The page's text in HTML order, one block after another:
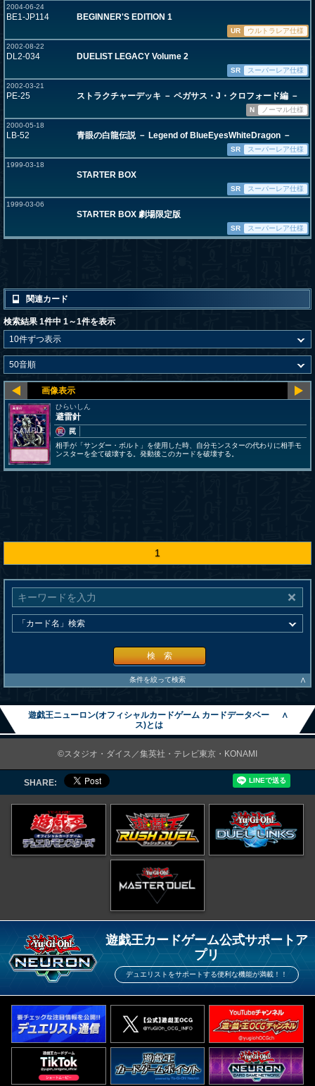
2004-06-24
BE1-JP114 BEGINNER'S EDITION 1
UR
ウルトラレア仕様
2002-08-22
DL2-034 DUELIST LEGACY Volume 2
SR
スーパーレア仕様
2002-03-21
PE-25 ストラクチャーデッキ － ペガサス・J・クロフォード編 －
N
ノーマル仕様
2000-05-18
LB-52 青眼の白龍伝説 － Legend of BlueEyesWhiteDragon －
SR
スーパーレア仕様
1999-03-18
STARTER BOX
SR
スーパーレア仕様
1999-03-06
STARTER BOX 劇場限定版
SR スーパーレア仕様
関連カード
検索結果 1件中 1～1件を表示
ひらいしん
避雷針
罠
相手が「サンダー・ボルト」を使用した時、自分モンスターの代わりに相手モ
ンスターを全て破壊する。発動後このカードを破壊する。
1
検 索
条件を絞って検索 ∧
遊戯王ニューロン(オフィシャルカードゲーム カードデータベー
ス)とは
∧
©スタジオ・ダイス／集英社・テレビ東京・KONAMI
SHARE:
遊戯王カードゲーム公式サポートア
プリ
デュエリストをサポートする便利な機能が満載！！